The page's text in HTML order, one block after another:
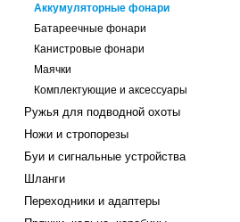
Аккумуляторные фонари
Батареечные фонари
Канистровые фонари
Маячки
Комплектующие и аксессуары
Ружья для подводной охоты
Ножи и стропорезы
Буи и сигнальные устройства
Шланги
Переходники и адаптеры